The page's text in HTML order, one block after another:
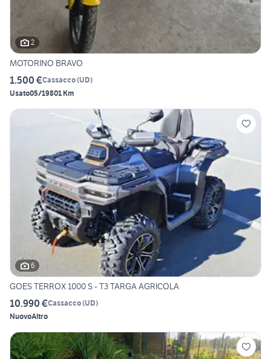
2
MOTORINO BRAVO
1.500 €Cassacco(UD)
Usato05/19801 Km
6
GOES TERROX 1000 S - T3 TARGA AGRICOLA
10.990 €Cassacco(UD)
NuovoAltro